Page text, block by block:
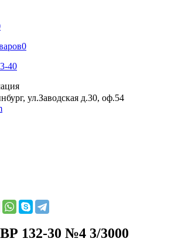
0
40
ул.Заводская д.30, оф.54
132-30 №4 3/3000